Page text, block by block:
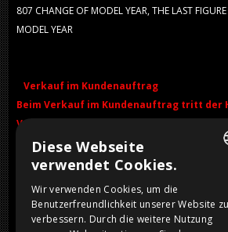
807 CHANGE OF MODEL YEAR, THE LAST
MODEL YEAR
Verkauf im Kundenauftrag
Beim Verkauf im Kundenauftrag tritt der
Vermittler zwischen Privatpersonen auf.
können untereinander den Ausschluss
Gewährleistungsrechten vereinbaren.
Fahrzeugbeschreibung sorgfältig durch
beim Händler nach.
FRENCH
Diese Webseite
verwendet Cookies.
Wir verwenden Cookies, um die
Benutzerfreundlichkeit unserer Website zu
verbessern. Durch die weitere Nutzung